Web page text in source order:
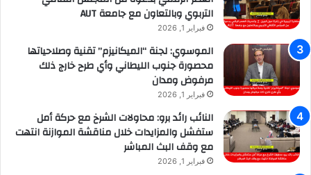
التربوي وبالتعاون مع جامعة AUT
فبراير 1, 2026
الموسوي: لجنة “الميكانيزم” تقنية وصلاحياتها
محصورة جنوب الليطاني وأي طرح خارج ذلك
مرفوض ومدان
فبراير 1, 2026
النائب رائد برو: محاولات الشرخ مع حركة أمل
ستفشل والمزايدات خلال مناقشة الموازنة انتهت
مع وقف البث المباشر
فبراير 1, 2026